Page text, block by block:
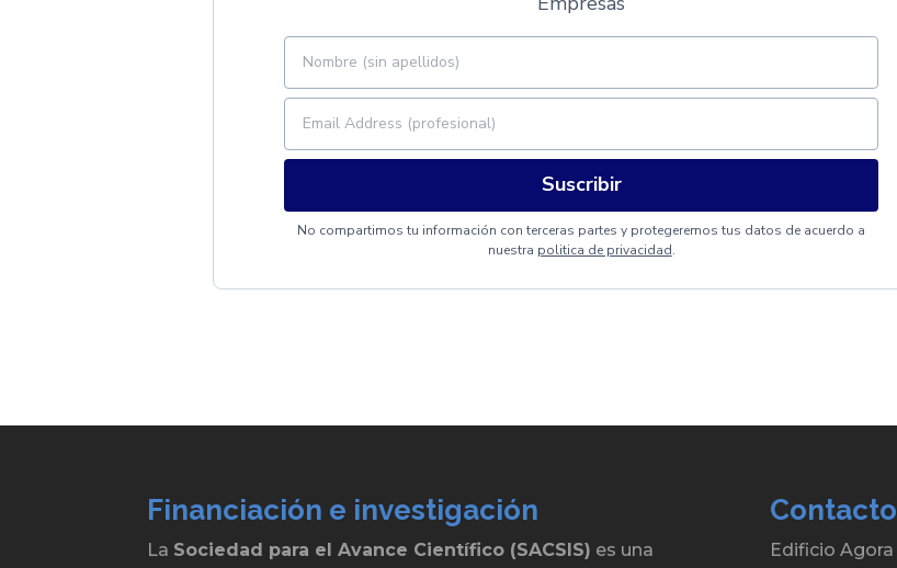
Suscribir
No compartimos tu información con terceras partes y protegeremos tus datos de acuerdo a
nuestra politica de privacidad.
Financiación e investigación
La Sociedad para el Avance Científico (SACSIS) es una
Contacto
Edificio Agora